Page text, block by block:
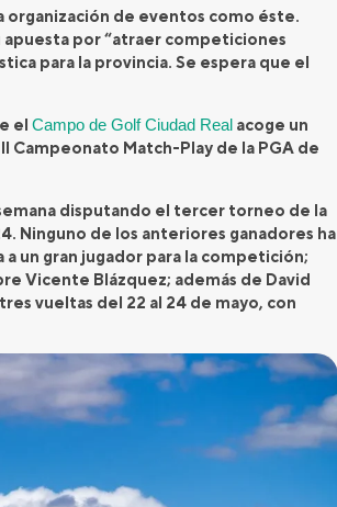
organización de eventos como éste.
apuesta por “atraer competiciones
para la provincia. Se espera que el
el Campo de Golf Ciudad Real acoge un
Campeonato Match-Play de la PGA de
disputando el tercer torneo de la
Ninguno de los anteriores ganadores ha
un gran jugador para la competición;
Vicente Blázquez; además de David
vueltas del 22 al 24 de mayo, con